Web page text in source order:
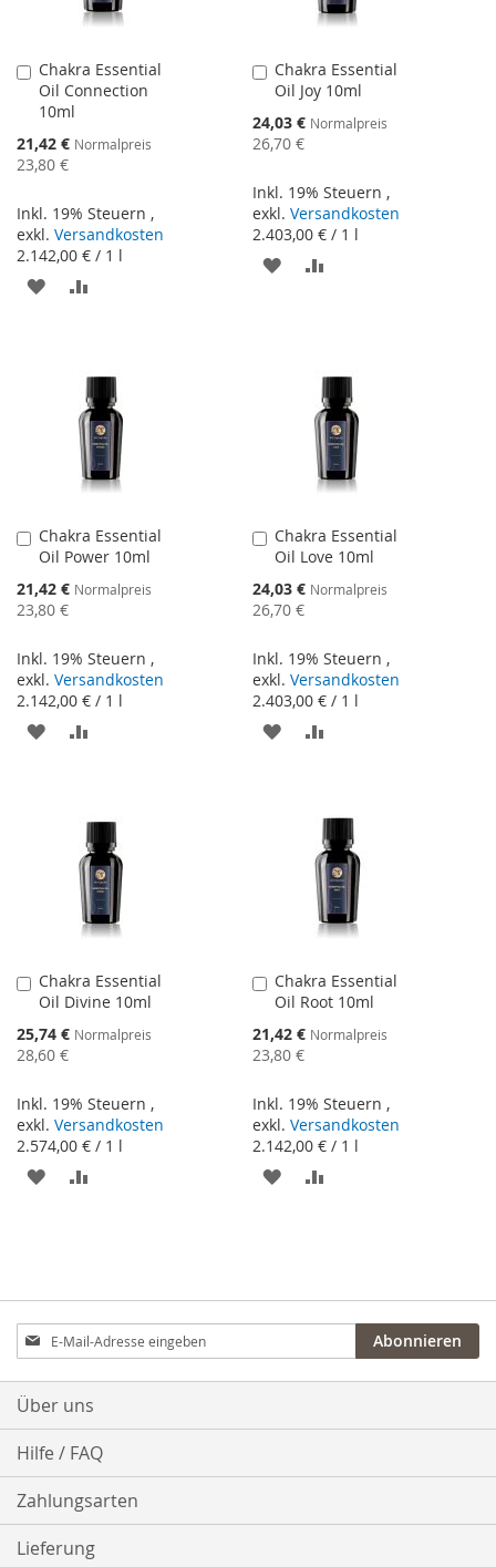
Chakra Essential
Oil Connection
10ml
Sonderangebot
21,42 € Normalpreis
23,80 €
Inkl. 19% Steuern ,
exkl. Versandkosten
2.142,00 € / 1 l
In
den
Warenkorb
ZUR
Chakra Essential
Oil Joy 10ml
Sonderangebot
24,03 € Normalpreis
26,70 €
Inkl. 19% Steuern ,
exkl.Versandkosten
2.403,00 € / 1 l
In
den
ZUR
Chakra Essential
Oil Power 10ml
Sonderangebot
21,42 € Normalpreis
23,80 €
Inkl. 19% Steuern ,
exkl. Versandkosten
2.142,00 € / 1 l
In
den
ZUR
Chakra Essential
Oil Love 10ml
Sonderangebot
24,03 € Normalpreis
26,70 €
Inkl. 19% Steuern ,
exkl.Versandkosten
2.403,00 € / 1 l
In
den
ZUR
Chakra Essential
Oil Divine 10ml
Sonderangebot
25,74 € Normalpreis
28,60 €
Inkl. 19% Steuern ,
exkl. Versandkosten
2.574,00 € / 1 l
In
den
ZUR
Chakra Essential
Oil Root 10ml
Sonderangebot
21,42 € Normalpreis
23,80 €
Inkl. 19% Steuern ,
exkl.Versandkosten
2.142,00 € / 1 l
In
den
ZUR
Anmeldung
zum
Newsletter:
Abonnieren
Über uns
Hilfe / FAQ
Zahlungsarten
Lieferung